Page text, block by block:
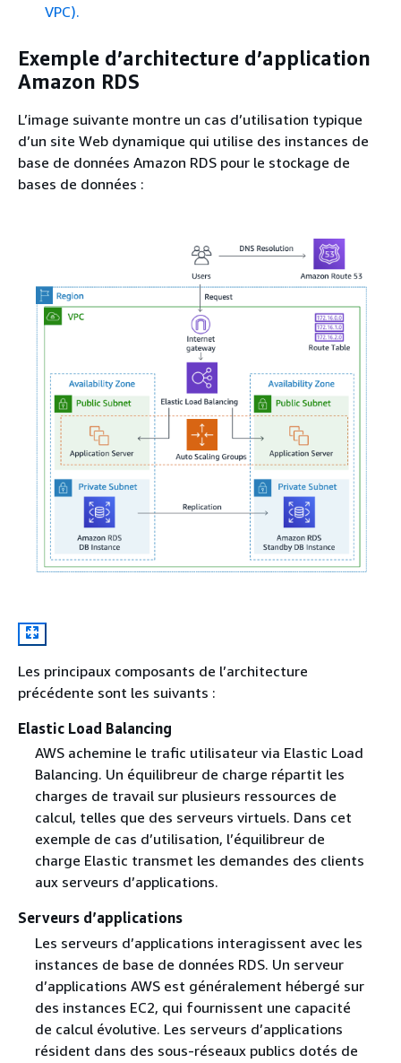
VPC).
Exemple d’architecture d’application
Amazon RDS
L’image suivante montre un cas d’utilisation typique
d’un site Web dynamique qui utilise des instances de
base de données Amazon RDS pour le stockage de
bases de données :
Les principaux composants de l’architecture
précédente sont les suivants :
Elastic Load Balancing
AWS achemine le trafic utilisateur via Elastic Load
Balancing. Un équilibreur de charge répartit les
charges de travail sur plusieurs ressources de
calcul, telles que des serveurs virtuels. Dans cet
exemple de cas d’utilisation, l’équilibreur de
charge Elastic transmet les demandes des clients
aux serveurs d’applications.
Serveurs d’applications
Les serveurs d’applications interagissent avec les
instances de base de données RDS. Un serveur
d’applications AWS est généralement hébergé sur
des instances EC2, qui fournissent une capacité
de calcul évolutive. Les serveurs d’applications
résident dans des sous-réseaux publics dotés de